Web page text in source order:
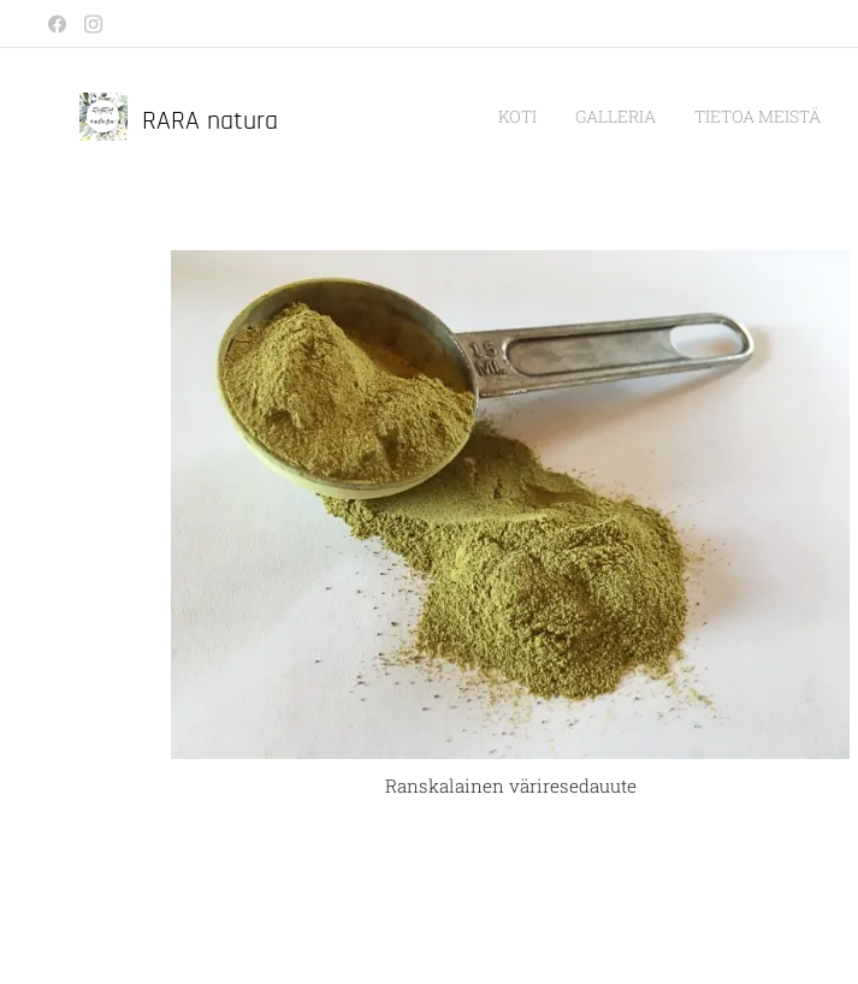
RARA natura KOTI GALLERIA TIETOA MEISTÄ
Ranskalainen väriresedauute